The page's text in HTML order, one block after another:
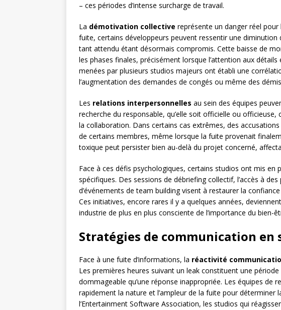
– ces périodes d’intense surcharge de travail.
La démotivation collective représente un danger réel
fuite, certains développeurs peuvent ressentir une diminution
tant attendu étant désormais compromis. Cette baisse de
les phases finales, précisément lorsque l’attention aux
menées par plusieurs studios majeurs ont établi une
l’augmentation des demandes de congés ou même des
Les relations interpersonnelles au sein des équipes
recherche du responsable, qu’elle soit officielle ou
la collaboration. Dans certains cas extrêmes, des
de certains membres, même lorsque la fuite provenait
toxique peut persister bien au-delà du projet concerné,
Face à ces défis psychologiques, certains studios ont mis en
spécifiques. Des sessions de débriefing collectif, l’accès à
d’événements de team building visent à restaurer la
Ces initiatives, encore rares il y a quelques années,
industrie de plus en plus consciente de l’importance du bien-
Stratégies de communication en
Face à une fuite d’informations, la réactivité
Les premières heures suivant un leak constituent une
dommageable qu’une réponse inappropriée. Les équipes de
rapidement la nature et l’ampleur de la fuite pour déterminer
l’Entertainment Software Association, les studios qui